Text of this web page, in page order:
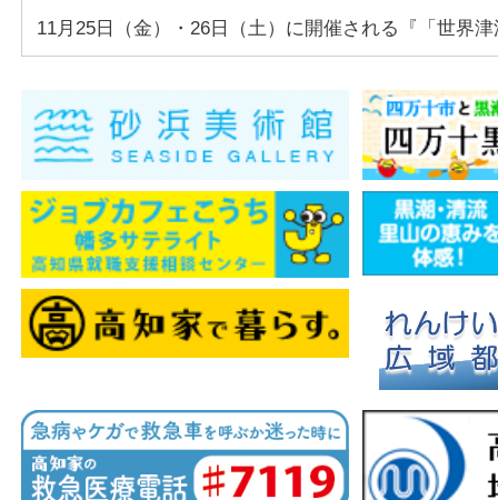
11月25日（金）・26日（土）に開催される『「世界